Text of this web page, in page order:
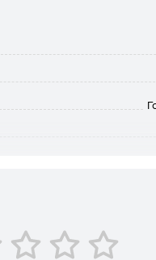
Windows, а также
потребностями.